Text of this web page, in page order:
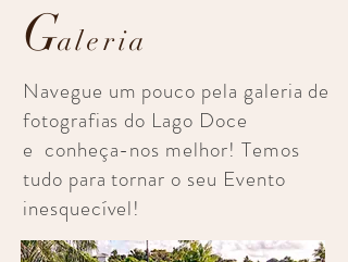
Galeria
Navegue um pouco pela galeria de
fotografias do Lago Doce
e conheça-nos melhor! Temos
tudo para tornar o seu Evento
inesquecível!